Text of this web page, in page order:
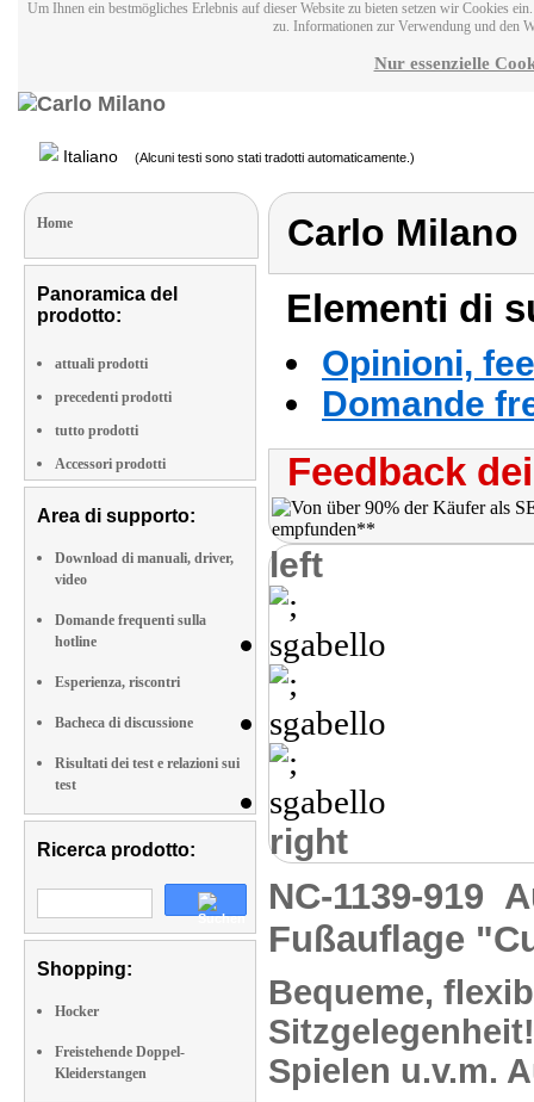
Um Ihnen ein bestmögliches Erlebnis auf dieser Website zu bieten setzen wir Cookies
zu. Informationen zur Verwendung und den
Nur essenzielle
Italiano (Alcuni testi sono stati tradotti automaticamente.)
Home
Panoramica del
prodotto:
attuali prodotti
precedenti prodotti
tutto prodotti
Accessori prodotti
Area di supporto:
Download di manuali, driver,
video
Domande frequenti sulla
hotline
Esperienza, riscontri
Bacheca di discussione
Risultati dei test e relazioni sui
test
Ricerca prodotto:
Shopping:
Hocker
Freistehende Doppel-
Kleiderstangen
Carlo Milano
Elementi di
Opinioni,
Domande
Feedback
left
right
NC-1139-919
Fußauflage
Bequeme,
Spielen u.v.m.